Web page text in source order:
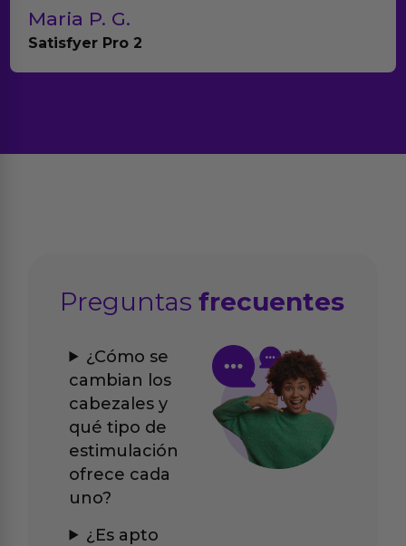
Preguntasfrecuentes
¿Cómo se
cambian los
cabezales y
qué tipo de
estimulación
ofrece cada
uno?
¿Es apto